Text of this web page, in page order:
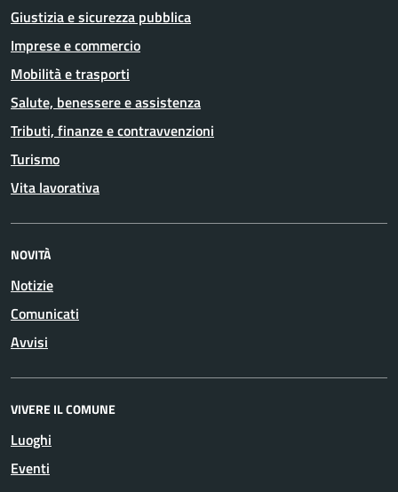
Giustizia e sicurezza pubblica
Imprese e commercio
Mobilità e trasporti
Salute, benessere e assistenza
Tributi, finanze e contravvenzioni
Turismo
Vita lavorativa
NOVITÀ
Notizie
Comunicati
Avvisi
VIVERE IL COMUNE
Luoghi
Eventi